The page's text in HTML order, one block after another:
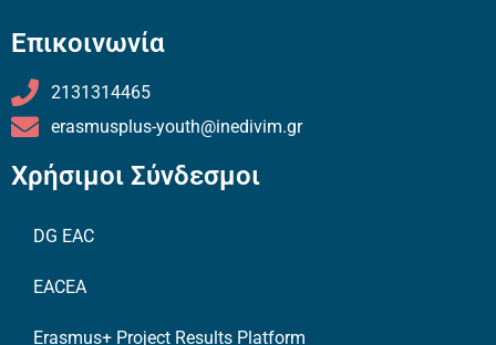
Επικοινωνία
2131314465
erasmusplus-youth@inedivim.gr
Χρήσιμοι Σύνδεσμοι
DG EAC
EACEA
Erasmus+ Project Results Platform